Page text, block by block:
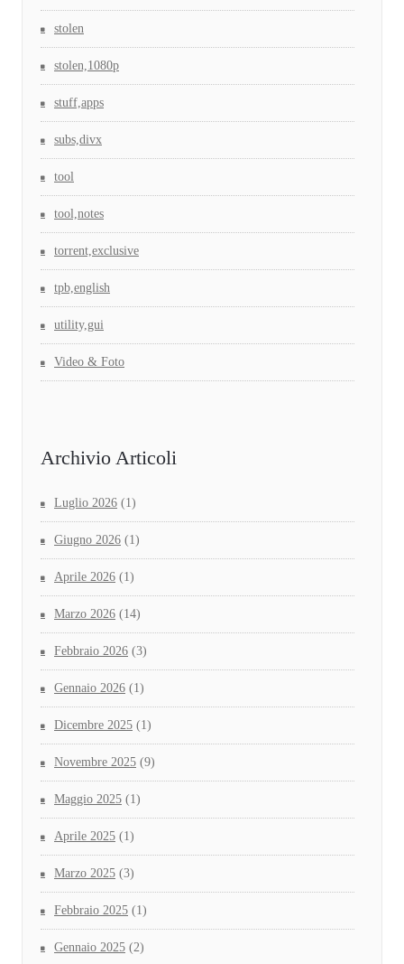
stolen
stolen,1080p
stuff,apps
subs,divx
tool
tool,notes
torrent,exclusive
tpb,english
utility,gui
Video & Foto
Archivio Articoli
Luglio 2026 (1)
Giugno 2026 (1)
Aprile 2026 (1)
Marzo 2026 (14)
Febbraio 2026 (3)
Gennaio 2026 (1)
Dicembre 2025 (1)
Novembre 2025 (9)
Maggio 2025 (1)
Aprile 2025 (1)
Marzo 2025 (3)
Febbraio 2025 (1)
Gennaio 2025 (2)